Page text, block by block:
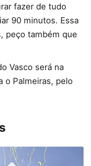
fazer de tudo
90 minutos. Essa
peço também que
Vasco será na
o Palmeiras, pelo